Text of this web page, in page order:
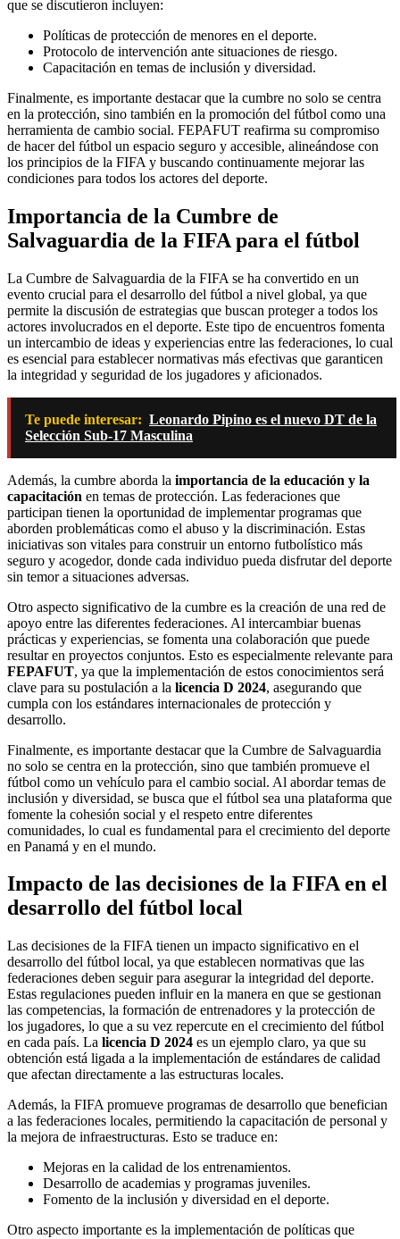
que se discutieron incluyen:
Políticas de protección de menores en el deporte.
Protocolo de intervención ante situaciones de riesgo.
Capacitación en temas de inclusión y diversidad.
Finalmente, es importante destacar que la cumbre no solo se centra
en la protección, sino también en la promoción del fútbol como una
herramienta de cambio social. FEPAFUT reafirma su compromiso
de hacer del fútbol un espacio seguro y accesible, alineándose con
los principios de la FIFA y buscando continuamente mejorar las
condiciones para todos los actores del deporte.
Importancia de la Cumbre de
Salvaguardia de la FIFA para el fútbol
La Cumbre de Salvaguardia de la FIFA se ha convertido en un
evento crucial para el desarrollo del fútbol a nivel global, ya que
permite la discusión de estrategias que buscan proteger a todos los
actores involucrados en el deporte. Este tipo de encuentros fomenta
un intercambio de ideas y experiencias entre las federaciones, lo cual
es esencial para establecer normativas más efectivas que garanticen
la integridad y seguridad de los jugadores y aficionados.
Te puede interesar: Leonardo Pipino es el nuevo DT de la
Selección Sub-17 Masculina
Además, la cumbre aborda la importancia de la educación y la
capacitación en temas de protección. Las federaciones que
participan tienen la oportunidad de implementar programas que
aborden problemáticas como el abuso y la discriminación. Estas
iniciativas son vitales para construir un entorno futbolístico más
seguro y acogedor, donde cada individuo pueda disfrutar del deporte
sin temor a situaciones adversas.
Otro aspecto significativo de la cumbre es la creación de una red de
apoyo entre las diferentes federaciones. Al intercambiar buenas
prácticas y experiencias, se fomenta una colaboración que puede
resultar en proyectos conjuntos. Esto es especialmente relevante para
FEPAFUT, ya que la implementación de estos conocimientos será
clave para su postulación a la licencia D 2024, asegurando que
cumpla con los estándares internacionales de protección y
desarrollo.
Finalmente, es importante destacar que la Cumbre de Salvaguardia
no solo se centra en la protección, sino que también promueve el
fútbol como un vehículo para el cambio social. Al abordar temas de
inclusión y diversidad, se busca que el fútbol sea una plataforma que
fomente la cohesión social y el respeto entre diferentes
comunidades, lo cual es fundamental para el crecimiento del deporte
en Panamá y en el mundo.
Impacto de las decisiones de la FIFA en el
desarrollo del fútbol local
Las decisiones de la FIFA tienen un impacto significativo en el
desarrollo del fútbol local, ya que establecen normativas que las
federaciones deben seguir para asegurar la integridad del deporte.
Estas regulaciones pueden influir en la manera en que se gestionan
las competencias, la formación de entrenadores y la protección de
los jugadores, lo que a su vez repercute en el crecimiento del fútbol
en cada país. La licencia D 2024 es un ejemplo claro, ya que su
obtención está ligada a la implementación de estándares de calidad
que afectan directamente a las estructuras locales.
Además, la FIFA promueve programas de desarrollo que benefician
a las federaciones locales, permitiendo la capacitación de personal y
la mejora de infraestructuras. Esto se traduce en:
Mejoras en la calidad de los entrenamientos.
Desarrollo de academias y programas juveniles.
Fomento de la inclusión y diversidad en el deporte.
Otro aspecto importante es la implementación de políticas que